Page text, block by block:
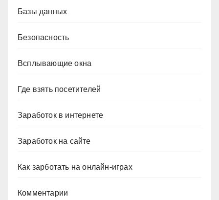
Базы данных
Безопасность
Всплывающие окна
Где взять посетителей
Заработок в интернете
Заработок на сайте
Как зарботать на онлайн-играх
Комментарии